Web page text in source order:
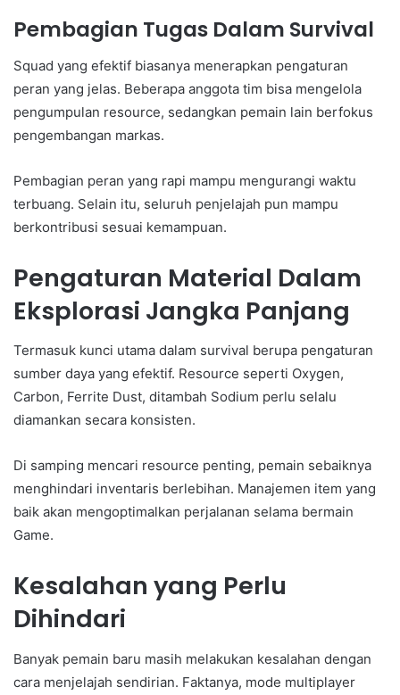
Pembagian Tugas Dalam Survival
Squad yang efektif biasanya menerapkan pengaturan
peran yang jelas. Beberapa anggota tim bisa mengelola
pengumpulan resource, sedangkan pemain lain berfokus
pengembangan markas.
Pembagian peran yang rapi mampu mengurangi waktu
terbuang. Selain itu, seluruh penjelajah pun mampu
berkontribusi sesuai kemampuan.
Pengaturan Material Dalam
Eksplorasi Jangka Panjang
Termasuk kunci utama dalam survival berupa pengaturan
sumber daya yang efektif. Resource seperti Oxygen,
Carbon, Ferrite Dust, ditambah Sodium perlu selalu
diamankan secara konsisten.
Di samping mencari resource penting, pemain sebaiknya
menghindari inventaris berlebihan. Manajemen item yang
baik akan mengoptimalkan perjalanan selama bermain
Game.
Kesalahan yang Perlu
Dihindari
Banyak pemain baru masih melakukan kesalahan dengan
cara menjelajah sendirian. Faktanya, mode multiplayer